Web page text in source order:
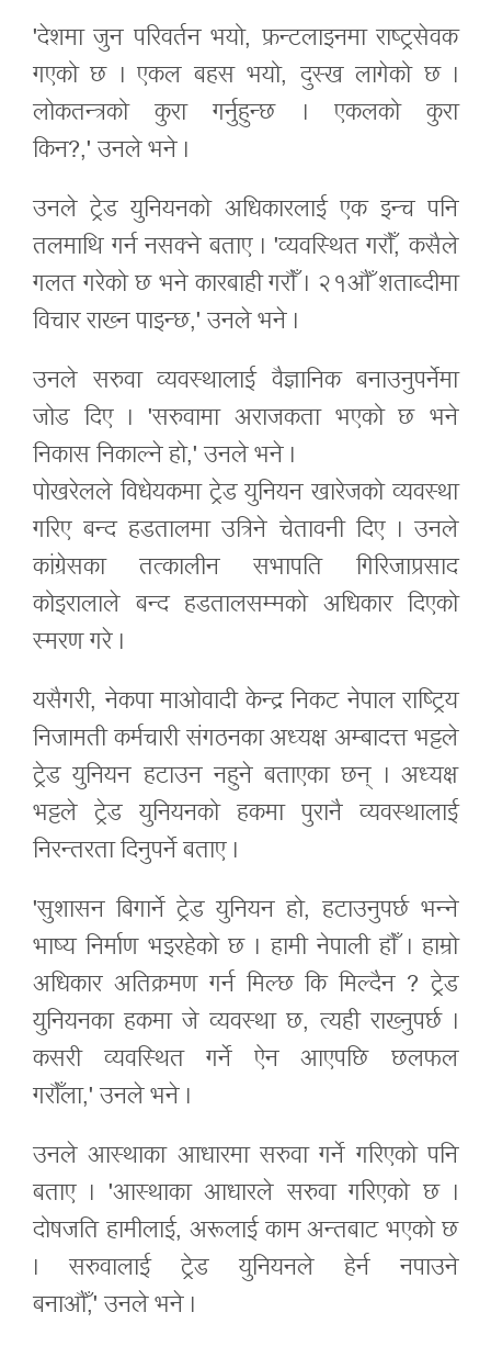
'देशमा जुन परिवर्तन भयो, फ्रन्टलाइनमा राष्ट्रसेवक
गएको छ । एकल बहस भयो, दुस्ख लागेको छ ।
लोकतन्त्रको कुरा गर्नुहुन्छ । एकलको कुरा
किन?,' उनले भने ।
उनले ट्रेड युनियनको अधिकारलाई एक इन्च पनि
तलमाथि गर्न नसक्ने बताए । 'व्यवस्थित गरौँ, कसैले
गलत गरेको छ भने कारबाही गरौँ । २१औँ शताब्दीमा
विचार राख्न पाइन्छ,' उनले भने ।
उनले सरुवा व्यवस्थालाई वैज्ञानिक बनाउनुपर्नेमा
जोड दिए । 'सरुवामा अराजकता भएको छ भने
निकास निकाल्ने हो,' उनले भने ।
पोखरेलले विधेयकमा ट्रेड युनियन खारेजको व्यवस्था
गरिए बन्द हडतालमा उत्रिने चेतावनी दिए । उनले
कांग्रेसका तत्कालीन सभापति गिरिजाप्रसाद
कोइरालाले बन्द हडतालसम्मको अधिकार दिएको
स्मरण गरे ।
यसैगरी, नेकपा मा‌ओवादी केन्द्र निकट नेपाल राष्ट्रिय
निजामती कर्मचारी संगठनका अध्यक्ष अम्बादत्त भट्टले
ट्रेड युनियन हटाउन नहुने बताएका छन् । अध्यक्ष
भट्टले ट्रेड युनियनको हकमा पुरानै व्यवस्थालाई
निरन्तरता दिनुपर्ने बताए ।
'सुशासन बिगार्ने ट्रेड युनियन हो, हटाउनुपर्छ भन्ने
भाष्य निर्माण भइरहेको छ । हामी नेपाली हौँ । हाम्रो
अधिकार अतिक्रमण गर्न मिल्छ कि मिल्दैन ? ट्रेड
युनियनका हकमा जे व्यवस्था छ, त्यही राख्नुपर्छ ।
कसरी व्यवस्थित गर्ने ऐन आएपछि छलफल
गरौँला,' उनले भने ।
उनले आस्थाका आधारमा सरुवा गर्ने गरिएको पनि
बताए । 'आस्थाका आधारले सरुवा गरिएको छ ।
दोषजति हामीलाई, अरूलाई काम अन्तबाट भएको छ
। सरुवालाई ट्रेड युनियनले हेर्न नपाउने
बनाऔँ,' उनले भने ।